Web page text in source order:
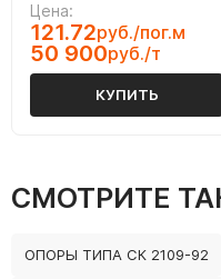
Цена:
121.72руб./пог.м
50 900руб./т
КУПИТЬ
СМОТРИТЕ
ОПОРЫ ТИПА СК 2109-92